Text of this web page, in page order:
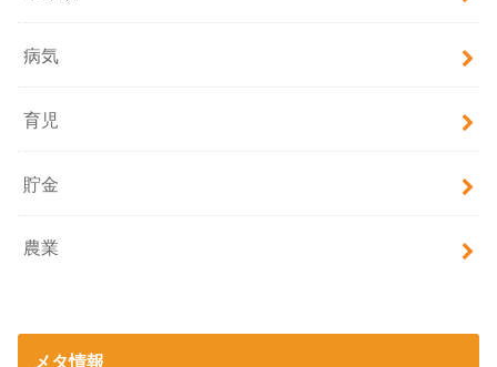
病気
育児
貯金
農業
メタ情報